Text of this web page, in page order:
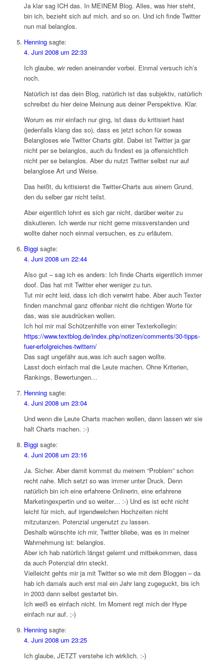
Ja klar sag ICH das. In MEINEM Blog. Alles, was hier steht,
bin ich, bezieht sich auf mich. and so on. Und ich finde Twitter
nun mal belanglos.
Henning sagte:
4. Juni 2008 um 22:33
Ich glaube, wir reden aneinander vorbei. Einmal versuch ich’s
noch.
Natürlich ist das dein Blog, natürlich ist das subjektiv, natürlich
schreibst du hier deine Meinung aus deiner Perspektive. Klar.
Worum es mir einfach nur ging, ist dass du kritisiert hast
(jedenfalls klang das so), dass es jetzt schon für sowas
Belangloses wie Twitter Charts gibt. Dabei ist Twitter ja gar
nicht per se belanglos, auch du findest es ja offensichtlich
nicht per se belanglos. Aber du nutzt Twitter selbst nur auf
belanglose Art und Weise.
Das heißt, du kritisierst die Twitter-Charts aus einem Grund,
den du selber gar nicht teilst.
Aber eigentlich lohnt es sich gar nicht, darüber weiter zu
diskutieren. Ich werde nur nicht gerne missverstanden und
wollte daher noch einmal versuchen, es zu erläutern.
Biggi sagte:
4. Juni 2008 um 22:44
Also gut – sag ich es anders: Ich finde Charts eigentlich immer
doof. Das hat mit Twitter eher weniger zu tun.
Tut mir echt leid, dass ich dich verwirrt habe. Aber auch Texter
finden manchmal ganz offenbar nicht die richtigen Worte für
das, was sie ausdrücken wollen.
Ich hol mir mal Schützenhilfe von einer Texterkollegin:
https://www.textblog.de/index.php/notizen/comments/30-tipps-
fuer-erfolgreiches-twittern/
Das sagt ungefähr aus,was ich auch sagen wollte.
Lasst doch einfach mal die Leute machen. Ohne Kriterien,
Rankings, Bewertungen…
Henning sagte:
4. Juni 2008 um 23:04
Und wenn die Leute Charts machen wollen, dann lassen wir sie
halt Charts machen. :-)
Biggi sagte:
4. Juni 2008 um 23:16
Ja. Sicher. Aber damit kommst du meinem “Problem” schon
recht nahe. Mich setzt so was immer unter Druck. Denn
natürlich bin ich eine erfahrene Onlinerin, eine erfahrene
Marketingexpertin und so weiter… :-) Und es ist echt nicht
leicht für mich, auf irgendwelchen Hochzeiten nicht
mitzutanzen. Potenzial ungenutzt zu lassen.
Deshalb wünschte ich mir, Twitter bliebe, was es in meiner
Wahrnehmung ist: belanglos.
Aber ich hab natürlich längst gelernt und mitbekommen, dass
da auch Potenzial drin steckt.
Vielleicht gehts mir ja mit Twitter so wie mit dem Bloggen – da
hab ich damals auch erst mal ein Jahr lang zugeguckt, bis ich
in 2003 dann selbst gestartet bin.
Ich weiß es einfach nicht. Im Moment regt mich der Hype
einfach nur auf. ;-)
Henning sagte:
4. Juni 2008 um 23:25
Ich glaube, JETZT verstehe ich wirklich. :-)